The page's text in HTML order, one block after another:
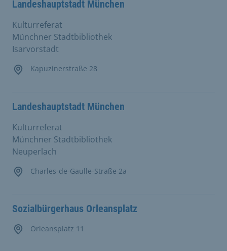
Kulturreferat
Münchner Stadtbibliothek
Isarvorstadt
Landeshauptstadt München
Kapuzinerstraße 28
Kulturreferat
Münchner Stadtbibliothek
Neuperlach
Landeshauptstadt München
Charles-de-Gaulle-Straße 2a
Sozialbürgerhaus Orleansplatz
Orleansplatz 11